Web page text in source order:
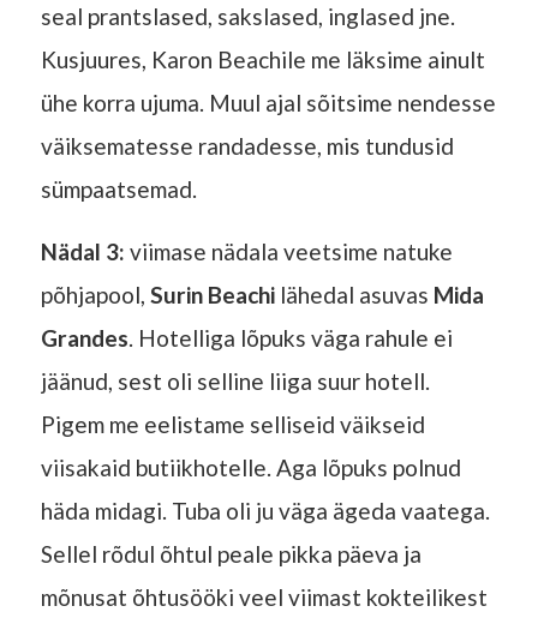
seal prantslased, sakslased, inglased jne.
Kusjuures, Karon Beachile me läksime ainult
ühe korra ujuma. Muul ajal sõitsime nendesse
väiksematesse randadesse, mis tundusid
sümpaatsemad.
Nädal 3: viimase nädala veetsime natuke
põhjapool, Surin Beachilähedal asuvas Mida
Grandes. Hotelliga lõpuks väga rahule ei
jäänud, sest oli selline liiga suur hotell.
Pigem me eelistame selliseid väikseid
viisakaid butiikhotelle. Aga lõpuks polnud
häda midagi. Tuba oli ju väga ägeda vaatega.
Sellel rõdul õhtul peale pikka päeva ja
mõnusat õhtusööki veel viimast kokteilikest